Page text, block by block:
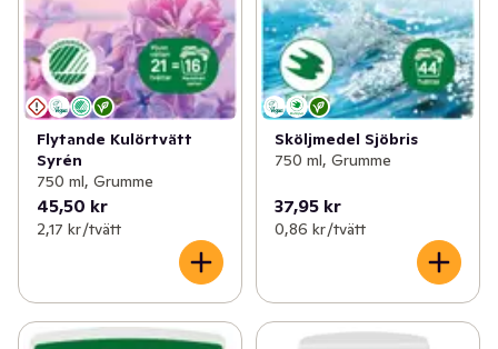
Flytande Kulörtvätt
Syrén
750 ml, Grumme
45,50 kr
2,17 kr /tvätt
Sköljmedel Sjöbris
750 ml, Grumme
37,95 kr
0,86 kr /tvätt